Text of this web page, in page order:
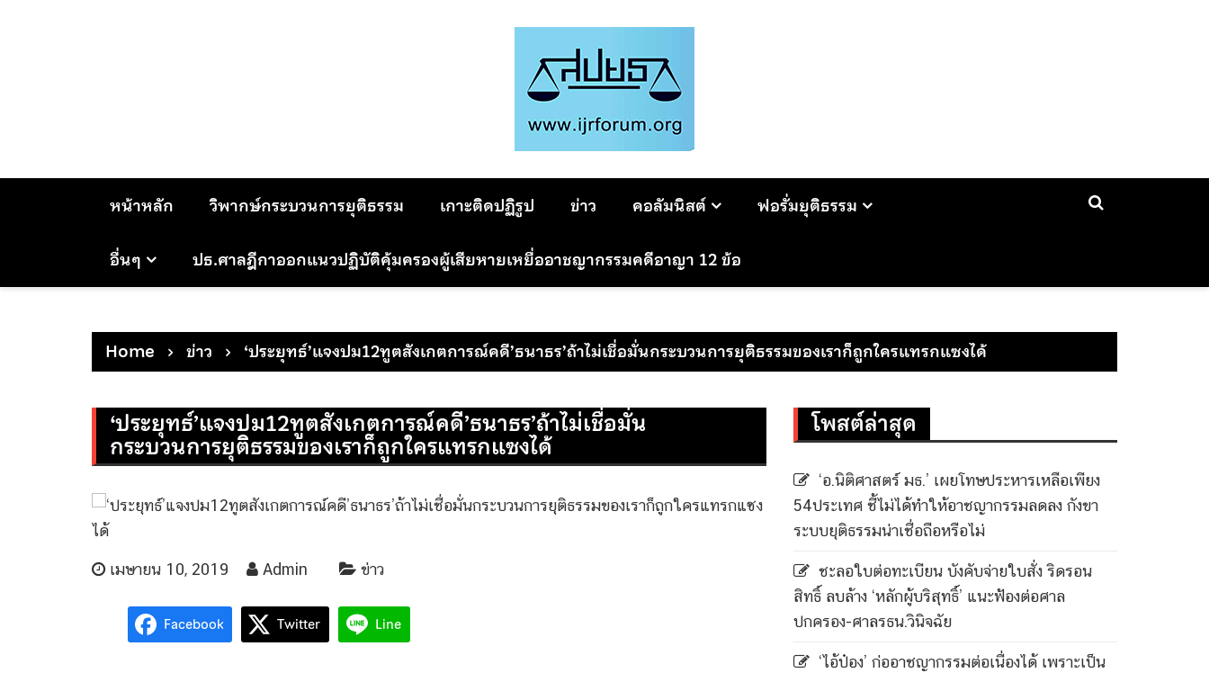
หน้าหลัก วิพากษ์กระบวนการยุติธรรม เกาะติดปฏิรูป ข่าว คอลัมนิสต์ ฟอรั่มยุติธรรม
อื่นๆ ปธ.ศาลฎีกาออกแนวปฏิบัติคุ้มครองผู้เสียหายเหยื่ออาชญากรรมคดีอาญา 12 ข้อ
Home ข่าว ‘ประยุทธ์’แจงปม12ทูตสังเกตการณ์คดี’ธนาธร’ถ้าไม่เชื่อมั่นกระบวนการยุติธรรมของเราก็ถูกใครแทรกแซงได้
‘ประยุทธ์’แจงปม12ทูตสังเกตการณ์คดี’ธนาธร’ถ้าไม่เชื่อมั่น
กระบวนการยุติธรรมของเราก็ถูกใครแทรกแซงได้
เมษายน 10, 2019 Admin ข่าว
Facebook Twitter Line
โพสต์ล่าสุด
‘อ.นิติศาสตร์ มธ.’ เผยโทษประหารเหลือเพียง
54ประเทศ ชี้ไม่ได้ทำให้อาชญากรรมลดลง กังขา
ระบบยุติธรรมน่าเชื่อถือหรือไม่
ชะลอใบต่อทะเบียน บังคับจ่ายใบสั่ง ริดรอน
สิทธิ์ ลบล้าง ‘หลักผู้บริสุทธิ์’ แนะฟ้องต่อศาล
ปกครอง-ศาลรธน.วินิจฉัย
‘ไอ้ป๋อง’ ก่ออาชญากรรมต่อเนื่องได้ เพราะเป็น